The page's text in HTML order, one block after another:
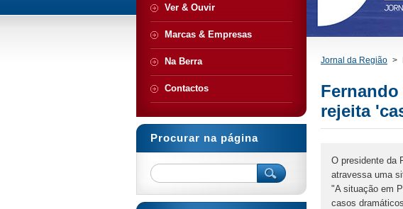
Jornal da Região >
rejeita
O presidente da
atravessa uma
"A situação em
casos
Ver & Ouvir
Marcas & Empresas
Na Berra
Contactos
Procurar na página